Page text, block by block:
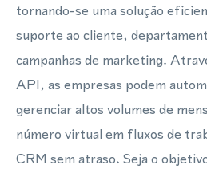
tornando-se uma solução
suporte ao cliente,
campanhas de marketing.
API, as empresas podem
gerenciar altos volumes de
número virtual em fluxos de
CRM sem atraso. Seja o